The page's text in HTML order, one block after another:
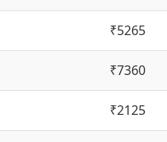
₹5265
₹7360
₹2125